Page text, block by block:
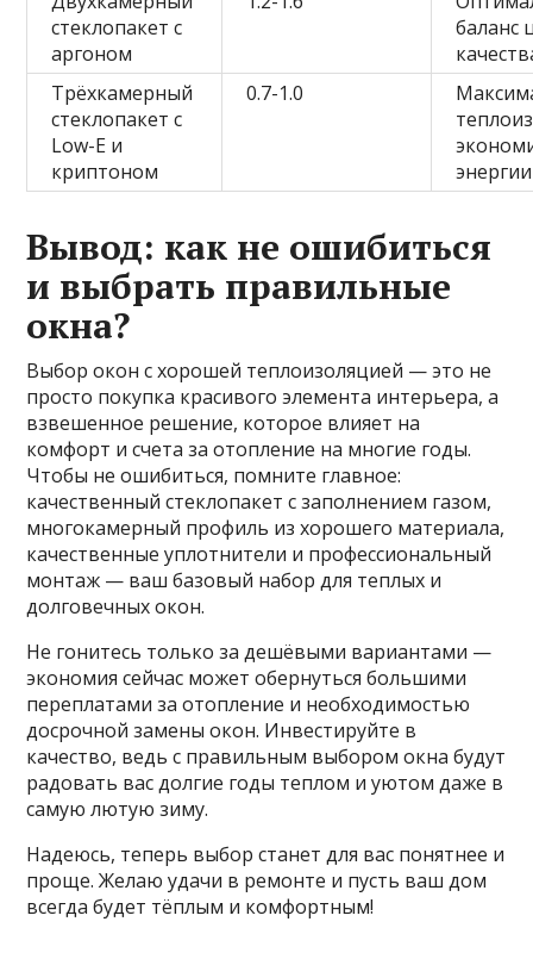
стеклопакет с
аргоном
баланс
Трёхкамерный
стеклопакет с
Low-E и
криптоном
0.7-1.0
энергии
Вывод: как не ошибиться
и выбрать правильные
окна?
Выбор окон с хорошей теплоизоляцией — это не
просто покупка красивого элемента интерьера, а
взвешенное решение, которое влияет на
комфорт и счета за отопление на многие годы.
Чтобы не ошибиться, помните главное:
качественный стеклопакет с заполнением газом,
многокамерный профиль из хорошего материала,
качественные уплотнители и профессиональный
монтаж — ваш базовый набор для теплых и
долговечных окон.
Не гонитесь только за дешёвыми вариантами —
экономия сейчас может обернуться большими
переплатами за отопление и необходимостью
досрочной замены окон. Инвестируйте в
качество, ведь с правильным выбором окна будут
радовать вас долгие годы теплом и уютом даже в
самую лютую зиму.
Надеюсь, теперь выбор станет для вас понятнее и
проще. Желаю удачи в ремонте и пусть ваш дом
всегда будет тёплым и комфортным!